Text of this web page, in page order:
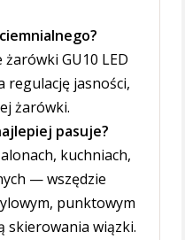
GU10 LED
regulację jasności,
żarówki.
pasuje?
kuchniach,
— wszędzie
punktowym
skierowania wiązki.